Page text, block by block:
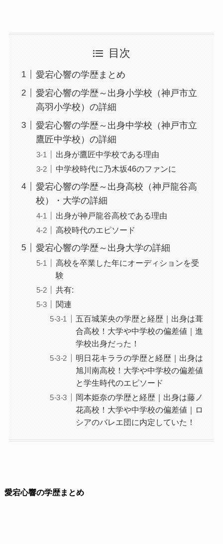
目次
愛宕心響の学歴まとめ
愛宕心響の学歴～出身小学校（神戸市立
高羽小学校）の詳細
愛宕心響の学歴～出身中学校（神戸市立
鷹匠中学校）の詳細
出身が鷹匠中学校である理由
中学校時代に乃木坂46のファンに
愛宕心響の学歴～出身高校（神戸龍谷高
校）・大学の詳細
出身が神戸龍谷高校である理由
高校時代のエピソード
愛宕心響の学歴～出身大学の詳細
高校を卒業した年にオーディションを受
験
共有:
関連
五百城茉央の学歴と経歴｜出身は葺
合高校！大学や中学校の偏差値｜進
学校出身だった！
明日花キララの学歴と経歴｜出身は
旭川南高校！大学や中学校の偏差値
と学生時代のエピソード
岡本姫奈の学歴と経歴｜出身は藤ノ
花高校！大学や中学校の偏差値｜ロ
シアのバレエ団に内定していた！
愛宕心響の学歴まとめ